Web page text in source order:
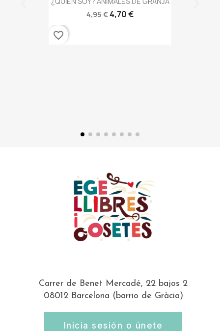
4,95 €4,70 €
favorite_border
Carrer de Benet Mercadé, 22 bajos 2
08012 Barcelona (barrio de Gràcia)
Inicia sesión o únete